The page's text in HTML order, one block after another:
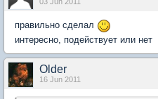
правильно сделал
интересно, подействует или нет
Older
16 Jun 2011